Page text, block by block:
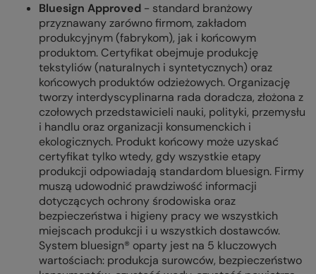
Bluesign Approved - standard branżowy
przyznawany zarówno firmom, zakładom
produkcyjnym (fabrykom), jak i końcowym
produktom. Certyfikat obejmuje produkcję
tekstyliów (naturalnych i syntetycznych) oraz
końcowych produktów odzieżowych. Organizację
tworzy interdyscyplinarna rada doradcza, złożona z
czołowych przedstawicieli nauki, polityki, przemysłu
i handlu oraz organizacji konsumenckich i
ekologicznych. Produkt końcowy może uzyskać
certyfikat tylko wtedy, gdy wszystkie etapy
produkcji odpowiadają standardom bluesign. Firmy
muszą udowodnić prawdziwość informacji
dotyczących ochrony środowiska oraz
bezpieczeństwa i higieny pracy we wszystkich
miejscach produkcji i u wszystkich dostawców.
System bluesign® oparty jest na 5 kluczowych
wartościach: produkcja surowców, bezpieczeństwo